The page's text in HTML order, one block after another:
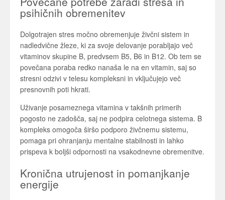
psihičnih obremenitev
Dolgotrajen stres močno obremenjuje živčni sistem in
nadledvične žleze, ki za svoje delovanje porabljajo več
vitaminov skupine B, predvsem B5, B6 in B12. Ob tem se
povečana poraba redko nanaša le na en vitamin, saj so
stresni odzivi v telesu kompleksni in vključujejo več
presnovnih poti hkrati.
Uživanje posameznega vitamina v takšnih primerih
pogosto ne zadošča, saj ne podpira celotnega sistema. B
kompleks omogoča širšo podporo živčnemu sistemu,
pomaga pri ohranjanju mentalne stabilnosti in lahko
prispeva k boljši odpornosti na vsakodnevne obremenitve.
Kronična utrujenost in pomanjkanje
energije